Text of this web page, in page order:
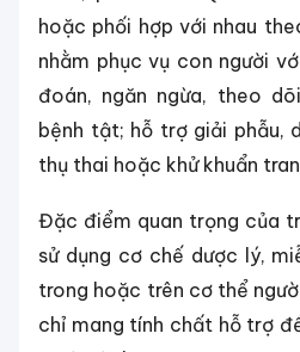
hoặc phối hợp với nhau
nhằm phục vụ con người
đoán, ngăn ngừa, theo
bệnh tật; hỗ trợ giải phẫu,
thụ thai hoặc khử khuẩn
Đặc điểm quan trọng của
sử dụng cơ chế dược lý,
trong hoặc trên cơ thể
chỉ mang tính chất hỗ trợ